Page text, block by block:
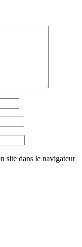
site dans le navigateur